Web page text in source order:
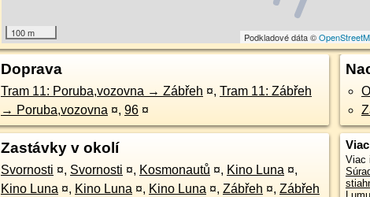
100 m Podkladové dáta ©
Doprava
Tram 11: Poruba,vozovna → Zábřeh ¤, Tram 11: Zábřeh
→ Poruba,vozovna ¤, 96 ¤
Zastávky v okolí
Svornosti ¤, Svornosti ¤, Kosmonautů ¤, Kino Luna ¤,
Kino Luna ¤, Kino Luna ¤, Kino Luna ¤, Zábřeh ¤, Zábřeh
Viac